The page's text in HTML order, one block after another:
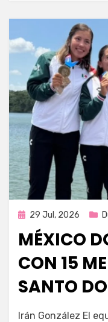
Publicada
29 Jul, 2026
MÉXICO
CON 15
SANTO
por Fernando
Irán González El